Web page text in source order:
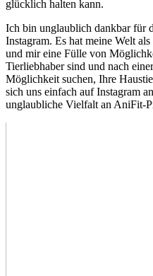
glücklich halten ‍kann.
Ich bin unglaublich dankbar für
Instagram.⁤ Es hat meine Welt
⁢und mir eine ⁢Fülle von
Tierliebhaber sind ⁢und nach
Möglichkeit suchen, Ihre‍
sich uns einfach auf Instagram
unglaubliche Vielfalt an⁣ AniFit-